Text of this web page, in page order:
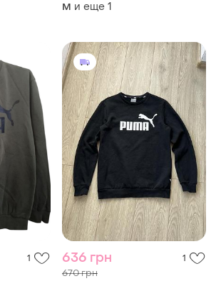
M и еще 1
1 636 грн 1
670 грн